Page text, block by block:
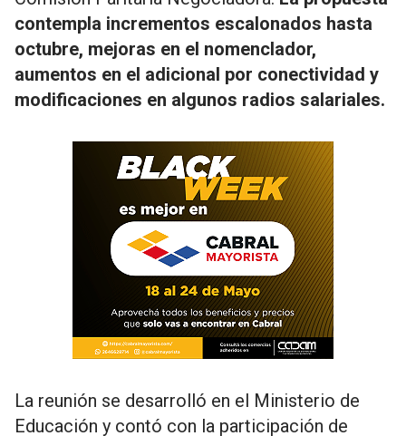
contempla incrementos escalonados hasta
octubre, mejoras en el nomenclador,
aumentos en el adicional por conectividad y
modificaciones en algunos radios salariales.
La reunión se desarrolló en el Ministerio de
Educación y contó con la participación de